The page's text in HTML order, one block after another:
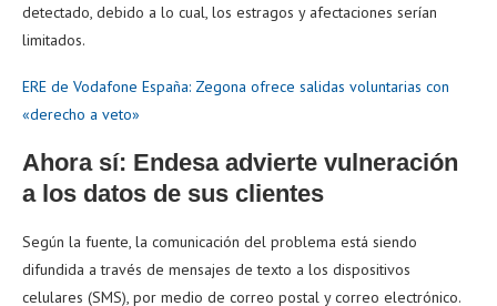
detectado, debido a lo cual, los estragos y afectaciones serían
limitados.
ERE de Vodafone España: Zegona ofrece salidas voluntarias con
«derecho a veto»
Ahora sí: Endesa advierte vulneración
a los datos de sus clientes
Según la fuente, la comunicación del problema está siendo
difundida a través de mensajes de texto a los dispositivos
celulares (SMS), por medio de correo postal y correo electrónico.